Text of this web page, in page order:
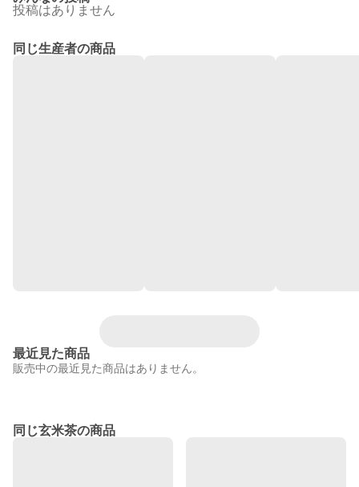
投稿はありません
同じ生産者の商品
最近見た商品
販売中の最近見た商品はありません。
同じ玄米茶の商品